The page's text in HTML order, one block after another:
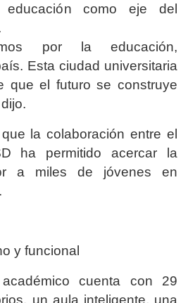
como eje del
por la educación,
Esta ciudad universitaria
que el futuro se construye
la colaboración entre el
ha permitido acercar la
a miles de jóvenes en
y funcional
cuenta con 29
un aula inteligente, una